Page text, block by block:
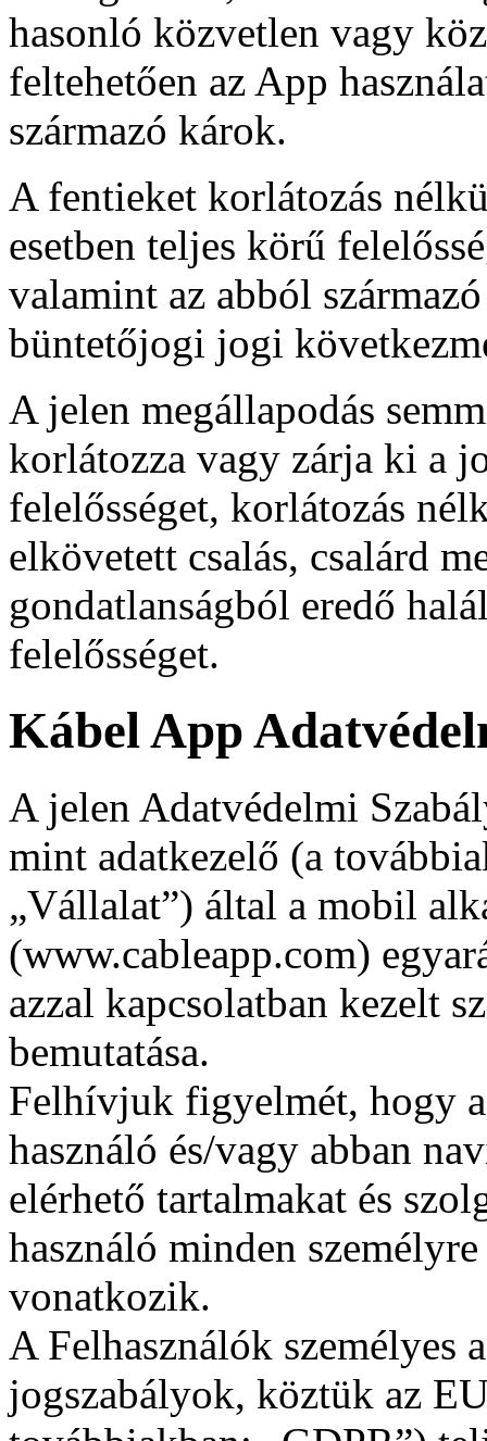
hasonló közvetlen vagy
feltehetően az App
származó károk.
A fentieket korlátozás
esetben teljes körű
valamint az abból
büntetőjogi jogi
A jelen megállapodás
korlátozza vagy zárja ki a
felelősséget, korlátozás
elkövetett csalás, csalárd
gondatlanságból eredő
felelősséget.
Kábel App
A jelen Adatvédelmi
mint adatkezelő (a
„Vállalat”) által a mobil
(www.cableapp.com)
azzal kapcsolatban kezelt
bemutatása.
Felhívjuk figyelmét, hogy
használó és/vagy abban
elérhető tartalmakat és
használó minden
vonatkozik.
A Felhasználók személyes
jogszabályok, köztük az